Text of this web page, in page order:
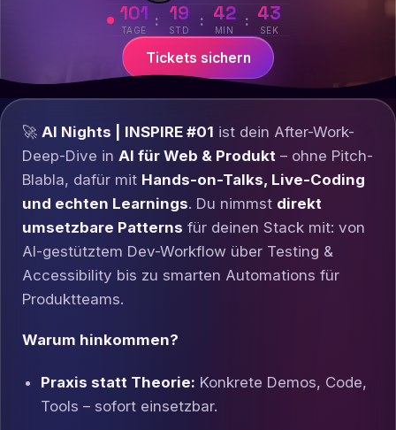
101
TAGE
: 19
STD
: 42
MIN
: 39
SEK
Tickets sichern
🚀 AI Nights | INSPIRE #01 ist dein After-Work-
Deep-Dive in AI für Web & Produkt – ohne Pitch-
Blabla, dafür mit Hands-on-Talks, Live-Coding
und echten Learnings. Du nimmst direkt
umsetzbare Patterns für deinen Stack mit: von
AI-gestütztem Dev-Workflow über Testing &
Accessibility bis zu smarten Automations für
Produktteams.
Warum hinkommen?
Praxis statt Theorie: Konkrete Demos, Code,
Tools – sofort einsetzbar.